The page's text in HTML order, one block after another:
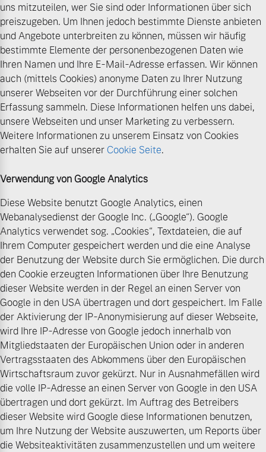
uns mitzuteilen, wer Sie sind oder Informationen über sich
preiszugeben. Um Ihnen jedoch bestimmte Dienste anbieten
und Angebote unterbreiten zu können, müssen wir häufig
bestimmte Elemente der personenbezogenen Daten wie
Ihren Namen und Ihre E-Mail-Adresse erfassen. Wir können
auch (mittels Cookies) anonyme Daten zu Ihrer Nutzung
unserer Webseiten vor der Durchführung einer solchen
Erfassung sammeln. Diese Informationen helfen uns dabei,
unsere Webseiten und unser Marketing zu verbessern.
Weitere Informationen zu unserem Einsatz von Cookies
erhalten Sie auf unsererCookie Seite.
Verwendung von Google Analytics
Diese Website benutzt Google Analytics, einen
Webanalysedienst der Google Inc. („Google“). Google
Analytics verwendet sog. „Cookies“, Textdateien, die auf
Ihrem Computer gespeichert werden und die eine Analyse
der Benutzung der Website durch Sie ermöglichen. Die durch
den Cookie erzeugten Informationen über Ihre Benutzung
dieser Website werden in der Regel an einen Server von
Google in den USA übertragen und dort gespeichert. Im Falle
der Aktivierung der IP-Anonymisierung auf dieser Webseite,
wird Ihre IP-Adresse von Google jedoch innerhalb von
Mitgliedstaaten der Europäischen Union oder in anderen
Vertragsstaaten des Abkommens über den Europäischen
Wirtschaftsraum zuvor gekürzt. Nur in Ausnahmefällen wird
die volle IP-Adresse an einen Server von Google in den USA
übertragen und dort gekürzt. Im Auftrag des Betreibers
dieser Website wird Google diese Informationen benutzen,
um Ihre Nutzung der Website auszuwerten, um Reports über
die Websiteaktivitäten zusammenzustellen und um weitere